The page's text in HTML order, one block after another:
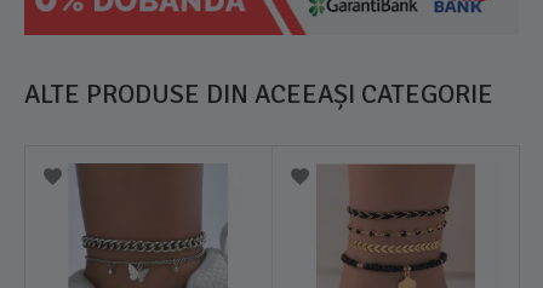
ALTE PRODUSE DIN ACEEAȘI CATEGORIE